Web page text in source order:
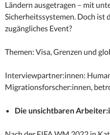
Ländern ausgetragen – mit
Sicherheitssystemen. Doch ist
zugängliches Event?
Themen: Visa, Grenzen und
Interviewpartner:innen:
Migrationsforscher:innen,
Die unsichtbaren